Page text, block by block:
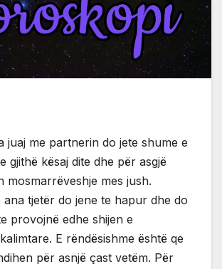
juaj me partnerin do jete shume e
gjithë kësaj dite dhe për asgjë
mosmarrëveshje mes jush.
ana tjetër do jene te hapur dhe do
provojnë edhe shijen e
E rëndësishme është qe
për asnjë çast vetëm. Për